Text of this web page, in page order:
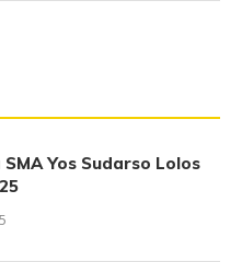
Yos Sudarso Lolos